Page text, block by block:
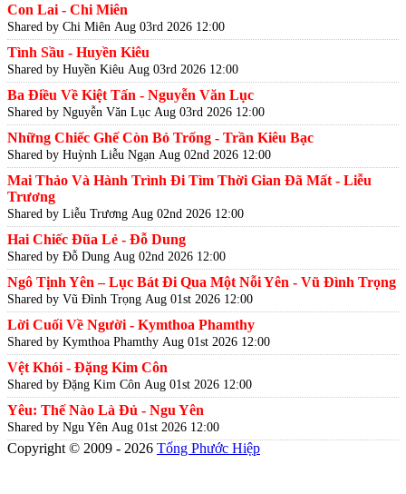
Con Lai - Chi Miên
Shared by Chi Miên Aug 03rd 2026 12:00
Tình Sầu - Huyền Kiêu
Shared by Huyền Kiêu Aug 03rd 2026 12:00
Ba Điều Về Kiệt Tấn - Nguyễn Văn Lục
Shared by Nguyễn Văn Lục Aug 03rd 2026 12:00
Những Chiếc Ghế Còn Bỏ Trống - Trần Kiêu Bạc
Shared by Huỳnh Liễu Ngạn Aug 02nd 2026 12:00
Mai Thảo Và Hành Trình Đi Tìm Thời Gian Đã Mất - Liễu
Trương
Shared by Liễu Trương Aug 02nd 2026 12:00
Hai Chiếc Đũa Lẻ - Đỗ Dung
Shared by Đỗ Dung Aug 02nd 2026 12:00
Ngô Tịnh Yên – Lục Bát Đi Qua Một Nỗi Yên - Vũ Đình Trọng
Shared by Vũ Đình Trọng Aug 01st 2026 12:00
Lời Cuối Về Người - Kymthoa Phamthy
Shared by Kymthoa Phamthy Aug 01st 2026 12:00
Vệt Khói - Đặng Kim Côn
Shared by Đặng Kim Côn Aug 01st 2026 12:00
Yêu: Thế Nào Là Đủ - Ngu Yên
Shared by Ngu Yên Aug 01st 2026 12:00
Copyright © 2009 - 2026 Tống Phước Hiệp